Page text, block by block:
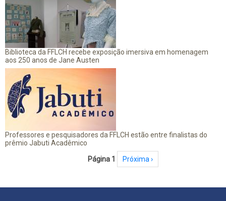
Biblioteca da FFLCH recebe exposição imersiva em homenagem
aos 250 anos de Jane Austen
Professores e pesquisadores da FFLCH estão entre finalistas do
prêmio Jabuti Acadêmico
Página 1 Próxima página
Próxima ›